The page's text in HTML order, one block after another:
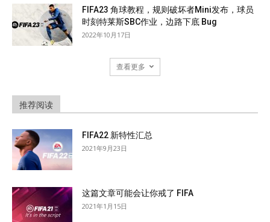
FIFA23 角球教程，规则破坏者Mini发布，球员
时刻特莱斯SBC作业，边路下底 Bug
2022年10月17日
查看更多
推荐阅读
FIFA22 新特性汇总
2021年9月23日
这篇文章可能会让你戒了 FIFA
2021年1月15日